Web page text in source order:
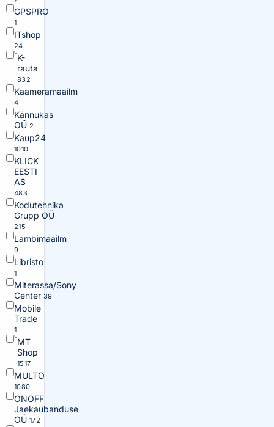
GPSPRO
1
ITshop
24
K-
rauta
832
Kaameramaailm
4
Kännukas
OÜ 2
Kaup24
1010
KLICK
EESTI
AS
483
Kodutehnika
Grupp OÜ
215
Lambimaailm
9
Libristo
1
Miterassa/Sony
Center 39
Mobile
Trade
1
MT
Shop
1517
MULTO
1080
ONOFF
Jaekaubanduse
OÜ 172